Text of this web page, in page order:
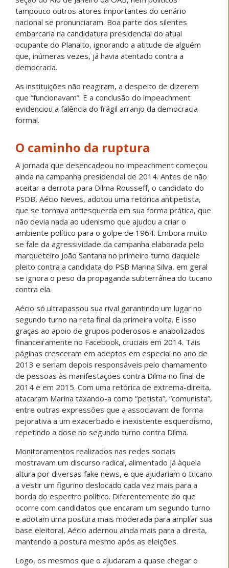
tampouco outros atores importantes do cenário
nacional se pronunciaram. Boa parte dos silentes
embarcaria na candidatura presidencial do atual
ocupante do Planalto, ignorando a atitude de alguém
que, inúmeras vezes, já havia atentado contra a
democracia.
As instituições não reagiram, a despeito de dizerem
que “funcionavam”. E a conclusão do impeachment
evidenciou a falência do frágil arranjo da democracia
formal.
O caminho da ruptura
A jornada que desencadeou no impeachment começou
ainda na campanha presidencial de 2014. Antes de não
aceitar a derrota para Dilma Rousseff, o candidato do
PSDB, Aécio Neves, adotou uma retórica antipetista,
que se tornava antiesquerda em sua forma prática, que
não devia nada ao udenismo que ajudou a criar o
ambiente político para o golpe de 1964. Embora muito
se fale da agressividade da campanha elaborada pelo
marqueteiro João Santana no primeiro turno daquele
pleito contra a candidata do PSB Marina Silva, em geral
se ignora o peso da propaganda subterrânea do tucano
contra ela.
Aécio só ultrapassou sua rival garantindo um lugar no
segundo turno na reta final da primeira volta. E isso
graças ao apoio de grupos poderosos e anabolizados
financeiramente no Facebook, cruciais em 2014. Tais
páginas cresceram em adeptos em especial no ano de
2013 e seriam depois responsáveis pelo chamamento
de pessoas às manifestações contra Dilma no final de
2014 e em 2015. Com uma retórica de extrema-direita,
atacaram Marina taxando-a como “petista”, “comunista”,
entre outras expressões que a associavam de forma
pejorativa a um exacerbado e inexistente esquerdismo,
repetindo a dose no segundo turno contra Dilma.
Monitoramentos realizados nas redes sociais
mostravam um discurso radical, alimentado já àquela
altura por diversas fake news, e que ajudariam o tucano
a vestir um figurino deslocado cada vez mais para a
borda do espectro político. Diferentemente do que
ocorre com candidatos que encaram um segundo turno
e adotam uma postura mais moderada para ampliar sua
base eleitoral, Aécio adernou ainda mais para a direita,
mantendo a postura mesmo após as eleições.
Logo, os mesmos que o ajudaram a quase chegar o